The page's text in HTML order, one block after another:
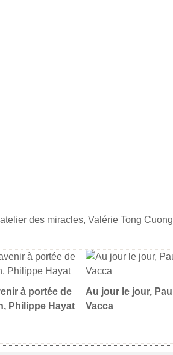
des miracles, Valérie Tong Cuong
à portée de
Philippe Hayat
Au jour le jour, Paul
Vacca